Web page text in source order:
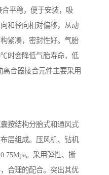
平稳，便于安装，吸
和径向相对偏移，从动
紧凑，密封性好。气胎
时会降低气胎寿命，低
合器接合元件主要采用
按结构分胎式和通风式
层组成。压风机、钻机
。采用弹性、撕
合理的配合。突出其优